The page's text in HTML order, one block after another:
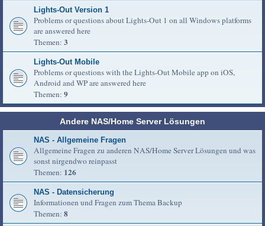
Lights-Out Version 1
Problems or questions about Lights-Out 1 on all Windows platforms
are answered here
Themen: 3
Lights-Out Mobile
Problems or questions with the Lights-Out Mobile app on iOS,
Android and WP are answered here
Themen: 9
Andere NAS/Home Server Lösungen
NAS - Allgemeine Fragen
Allgemeine Fragen zu anderen NAS/Home Server Lösungen und was
sonst nirgendwo reinpasst
Themen: 126
NAS - Datensicherung
Informationen und Fragen zum Thema Backup
Themen: 8